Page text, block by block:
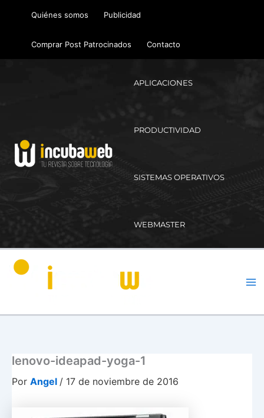
Quiénes somos Publicidad
Comprar Post Patrocinados Contacto
APLICACIONES
PRODUCTIVIDAD
SISTEMAS OPERATIVOS
WEBMASTER
lenovo-ideapad-yoga-1
Por Angel / 17 de noviembre de 2016